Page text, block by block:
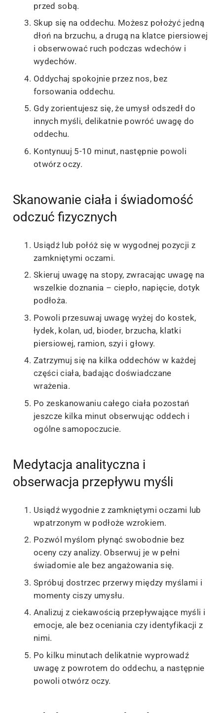
przed sobą.
Skup się na oddechu. Możesz położyć jedną
dłoń na brzuchu, a drugą na klatce piersiowej
i obserwować ruch podczas wdechów i
wydechów.
Oddychaj spokojnie przez nos, bez
forsowania oddechu.
Gdy zorientujesz się, że umysł odszedł do
innych myśli, delikatnie powróć uwagę do
oddechu.
Kontynuuj 5-10 minut, następnie powoli
otwórz oczy.
Skanowanie ciała i świadomość
odczuć fizycznych
Usiądź lub połóż się w wygodnej pozycji z
zamkniętymi oczami.
Skieruj uwagę na stopy, zwracając uwagę na
wszelkie doznania – ciepło, napięcie, dotyk
podłoża.
Powoli przesuwaj uwagę wyżej do kostek,
łydek, kolan, ud, bioder, brzucha, klatki
piersiowej, ramion, szyi i głowy.
Zatrzymuj się na kilka oddechów w każdej
części ciała, badając doświadczane
wrażenia.
Po zeskanowaniu całego ciała pozostań
jeszcze kilka minut obserwując oddech i
ogólne samopoczucie.
Medytacja analityczna i
obserwacja przepływu myśli
Usiądź wygodnie z zamkniętymi oczami lub
wpatrzonym w podłoże wzrokiem.
Pozwól myślom płynąć swobodnie bez
oceny czy analizy. Obserwuj je w pełni
świadomie ale bez angażowania się.
Spróbuj dostrzec przerwy między myślami i
momenty ciszy umysłu.
Analizuj z ciekawością przepływające myśli i
emocje, ale bez oceniania czy identyfikacji z
nimi.
Po kilku minutach delikatnie wyprowadź
uwagę z powrotem do oddechu, a następnie
powoli otwórz oczy.